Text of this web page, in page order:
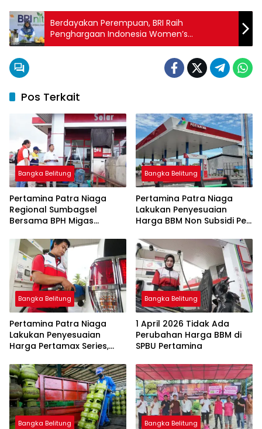
Berdayakan Perempuan, BRI Raih
Penghargaan Indonesia Women’s
Empowerment Principles Awards 2024
Pos Terkait
Bangka Belitung
Pertamina Patra Niaga
Regional Sumbagsel
Bersama BPH Migas
Penyaluran BBM Subsidi
bagi Nelayan melalui
Aplikasi XSTAR
Bangka Belitung
Pertamina Patra Niaga
Lakukan Penyesuaian
Harga BBM Non Subsidi Per
Bangka Belitung
Pertamina Patra Niaga
Lakukan Penyesuaian
Harga Pertamax Series,
Subsidi Tetap
Bangka Belitung
1 April 2026 Tidak Ada
Perubahan Harga BBM di
SPBU Pertamina
Bangka Belitung Bangka Belitung